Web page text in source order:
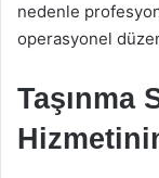
nedenle
operasyonel
Taşınma